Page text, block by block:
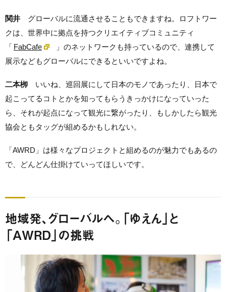
関井 グローバルに流通させることもできますね。ロフトワー
クは、世界中に拠点を持つクリエイティブコミュニティ
「 FabCafe
」のネットワークも持っているので、連携して
展示などもグローバルにできるといいですよね。
二本栁 いいね、巡回展にして日本のモノであったり、日本で
起こってるコトとかを知ってもらうきっかけになっていった
ら、それが起点になって観光に繋がったり、もしかしたら観光
協会ともタッグが組めるかもしれない。
「AWRD」は様々なプロジェクトと組めるのが魅力でもあるの
で、どんどん仕掛けていってほしいです。
地域発、グローバルへ。「ゆえん」と
「AWRD」の挑戦